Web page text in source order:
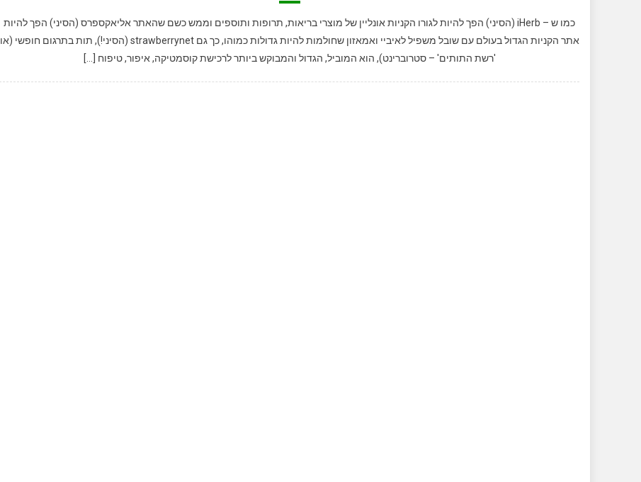
כמו ש – iHerb (הסיני) הפך להיות לגורו הקניות אונליין של מוצרי בריאות, תרופות ותוספים וממש כשם שהאתר אליאקספרס (הסיני) הפך להיות
אתר הקניות הגדול בעולם עם שובל משפיל לאיביי ואמאזון שחולמות להיות גדולות כמוהו, כך גם strawberrynet (הסיני!), תות בתרגום חופשי (או
'רשת התותים' – סטרוברינט), הוא המוביל, הגדול והמבוקש ביותר לרכישת קוסמטיקה, איפור, טיפוח […]